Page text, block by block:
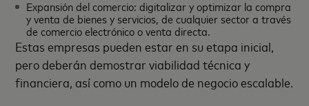
Expansión del comercio: digitalizar y optimizar la compra
y venta de bienes y servicios, de cualquier sector a través
de comercio electrónico o venta directa.
Estas empresas pueden estar en su etapa inicial,
pero deberán demostrar viabilidad técnica y
financiera, así como un modelo de negocio escalable.